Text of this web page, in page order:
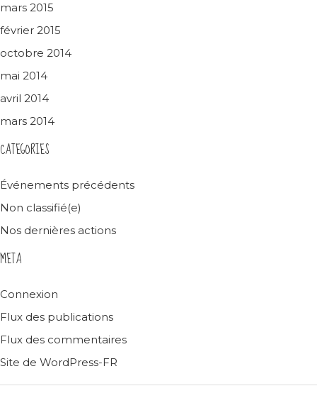
mars 2015
février 2015
octobre 2014
mai 2014
avril 2014
mars 2014
CATEGORIES
Événements précédents
Non classifié(e)
Nos dernières actions
META
Connexion
Flux des publications
Flux des commentaires
Site de WordPress-FR